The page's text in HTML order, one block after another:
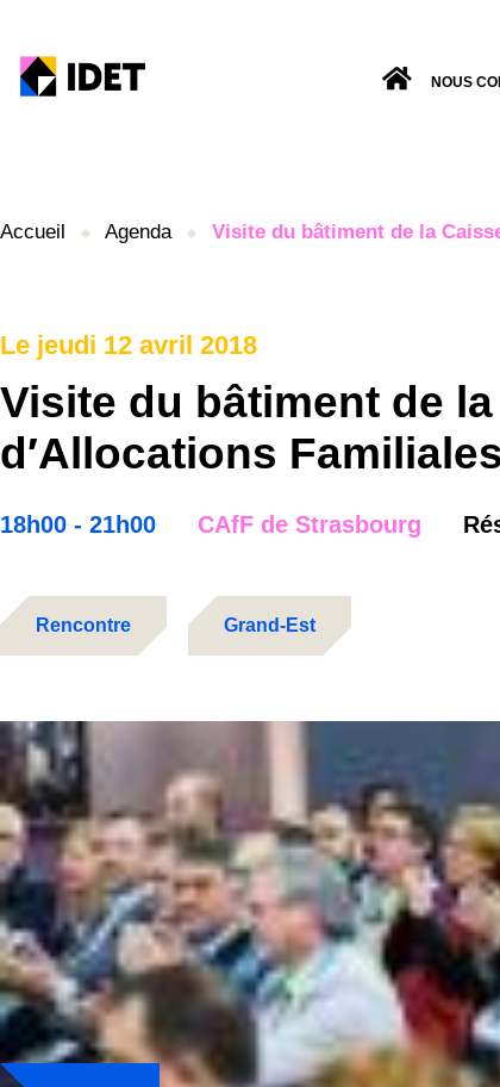
NOUS
Accueil Agenda Visite du bâtiment de la
Le jeudi 12 avril 2018
Visite du bâtiment de
d′Allocations
18h00 - 21h00 CAfF de Strasbourg
Rencontre Grand-Est